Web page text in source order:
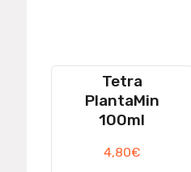
Tetra
PlantaMin
100ml
4,80€